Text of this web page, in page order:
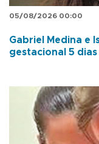
05/08/2026 00:00
Gabriel Medina e
gestacional 5